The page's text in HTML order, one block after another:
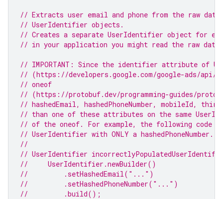
// Extracts user email and phone from the raw
// UserIdentifier objects.
// Creates a separate UserIdentifier object for
// in your application you might read the raw
// IMPORTANT: Since the identifier attribute of
// (https://developers.google.com/google-ads/
// oneof
// (https://protobuf.dev/programming-guides/
// hashedEmail, hashedPhoneNumber, mobileId,
// than one of these attributes on the same
// of the oneof. For example, the following code is
// UserIdentifier with ONLY a hashedPhoneNumber.
//
// UserIdentifier
//     UserIdentifier.newBuilder()
//         .setHashedEmail("...")
//         .setHashedPhoneNumber("...")
//         .build();